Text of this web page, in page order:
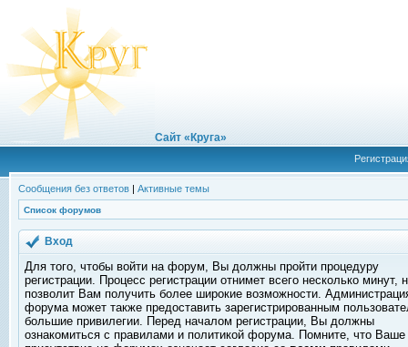
Сайт «Круга»
Сообщения без ответов | Активные темы
Список форумов
Вход
Для того, чтобы войти на форум, Вы должны пройти процедуру
регистрации. Процесс регистрации отнимет всего несколько минут,
позволит Вам получить более широкие возможности.
форума может также предоставить зарегистрированным
большие привилегии. Перед началом регистрации, Вы должны
ознакомиться с правилами и политикой форума. Помните, что Ваше